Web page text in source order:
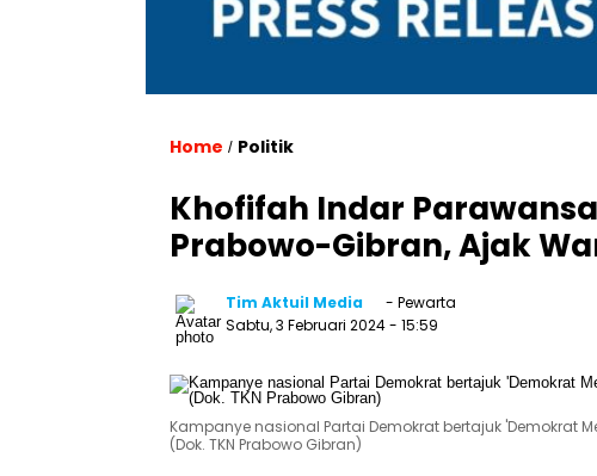
Home / Politik
Khofifah Indar
Prabowo-Gibran, Ajak
Tim Aktuil Media
- Pewarta
Sabtu, 3 Februari 2024- 15:59
Kampanye nasional Partai Demokrat bertajuk 'Demokrat
(Dok. TKN Prabowo Gibran)